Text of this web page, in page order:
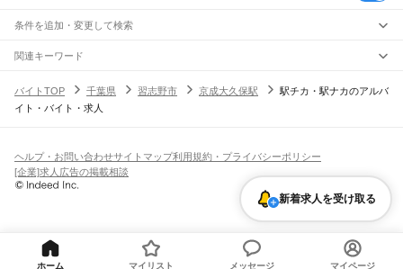
条件を追加・変更して検索
市区町村を追加・変更
千葉県すべて
千葉市 すべて
旭市習志野市柏市勝浦市市原市流山市八千代市我孫子市鴨川市鎌ケ谷市
君津市富津市浦安市 印西市白井市富里市南房総市
匝瑳市香取市 印旛郡 香取郡山武郡 長生郡夷隅郡
駅を追加・変更
JR中央・総武線
市川駅本八幡駅下総中山駅 津田沼駅幕張本郷駅幕張駅
新検見川駅
南酒々井駅
日向駅 横芝駅飯倉駅 干潟駅
飯岡駅倉橋駅 松岸駅銚子駅
職種を追加・変更
飲食・フードサービスすべて
ホールスタッフキッチンスタッフ
パン屋（ベーカリー）
バー（BAR）・バーテンダー
飲食店（店長・マネージャー）
営業テレフォンアポインター（テレアポ） ルートセールス
フードカウンター販売員
アパレル
家電量販店・携帯販売（携帯ショップ）
人気
日払いOK高校生歓迎 髪型・髪色自由
留学生・外国人活躍中
シフト
土日祝のみOK
平日のみOK 週1日からOK 週2・3日からOK 週4日以上OK
雇用形態を追加・変更
派遣社員
業務委託
関連キーワード
バイトTOP
千葉県 習志野市 京成大久保駅
駅チカ・駅ナカのアルバ
イト・バイト・求人
新着求人を受け取る
ヘルプ・お問い合わせサイトマップ利用規約・プライバシーポリシー
[企業]求人広告の掲載相談
ホーム マイリスト メッセージ マイページ